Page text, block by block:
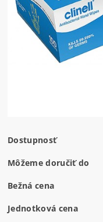
Dostupnosť
Môžeme doručiť do
Bežná cena
Jednotková cena